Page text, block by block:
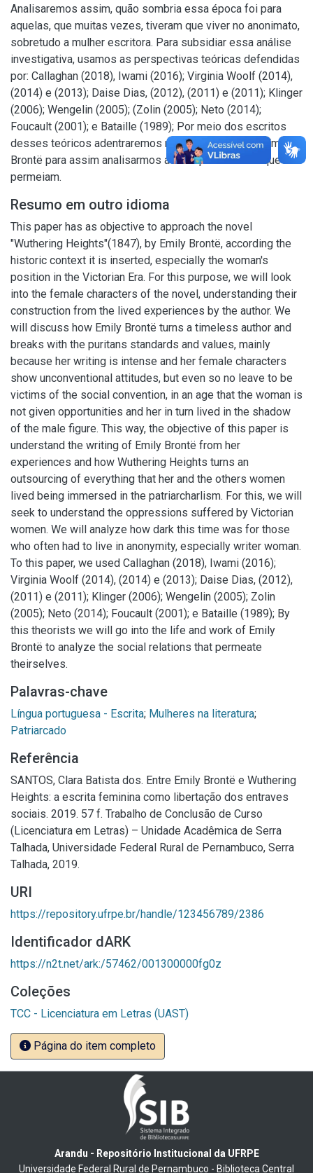
Analisaremos assim, quão sombria essa época foi para
aquelas, que muitas vezes, tiveram que viver no anonimato,
sobretudo a mulher escritora. Para subsidiar essa análise
investigativa, usamos as perspectivas teóricas defendidas
por: Callaghan (2018), Iwami (2016); Virginia Woolf (2014),
(2014) e (2013); Daise Dias, (2012), (2011) e (2011); Klinger
(2006); Wengelin (2005); (Zolin (2005); Neto (2014);
Foucault (2001); e Bataille (1989); Por meio dos escritos
desses teóricos adentraremos na vida e na obra de Emily
Brontë para assim analisarmos as relações sociais que as
permeiam.
Resumo em outro idioma
This paper has as objective to approach the novel
"Wuthering Heights"(1847), by Emily Brontë, according the
historic context it is inserted, especially the woman's
position in the Victorian Era. For this purpose, we will look
into the female characters of the novel, understanding their
construction from the lived experiences by the author. We
will discuss how Emily Brontë turns a timeless author and
breaks with the puritans standards and values, mainly
because her writing is intense and her female characters
show unconventional attitudes, but even so no leave to be
victims of the social convention, in an age that the woman is
not given opportunities and her in turn lived in the shadow
of the male figure. This way, the objective of this paper is
understand the writing of Emily Brontë from her
experiences and how Wuthering Heights turns an
outsourcing of everything that her and the others women
lived being immersed in the patriarcharlism. For this, we will
seek to understand the oppressions suffered by Victorian
women. We will analyze how dark this time was for those
who often had to live in anonymity, especially writer woman.
To this paper, we used Callaghan (2018), Iwami (2016);
Virginia Woolf (2014), (2014) e (2013); Daise Dias, (2012),
(2011) e (2011); Klinger (2006); Wengelin (2005); Zolin
(2005); Neto (2014); Foucault (2001); e Bataille (1989); By
this theorists we will go into the life and work of Emily
Brontë to analyze the social relations that permeate
theirselves.
Palavras-chave
Língua portuguesa - Escrita; Mulheres na literatura;
Patriarcado
Referência
SANTOS, Clara Batista dos. Entre Emily Brontë e Wuthering
Heights: a escrita feminina como libertação dos entraves
sociais. 2019. 57 f. Trabalho de Conclusão de Curso
(Licenciatura em Letras) – Unidade Acadêmica de Serra
Talhada, Universidade Federal Rural de Pernambuco, Serra
Talhada, 2019.
URI
https://repository.ufrpe.br/handle/123456789/2386
Identificador dARK
https://n2t.net/ark:/57462/001300000fg0z
Coleções
TCC - Licenciatura em Letras (UAST)
Página do item completo
Arandu - Repositório Institucional da UFRPE
Universidade Federal Rural de Pernambuco - Biblioteca Central